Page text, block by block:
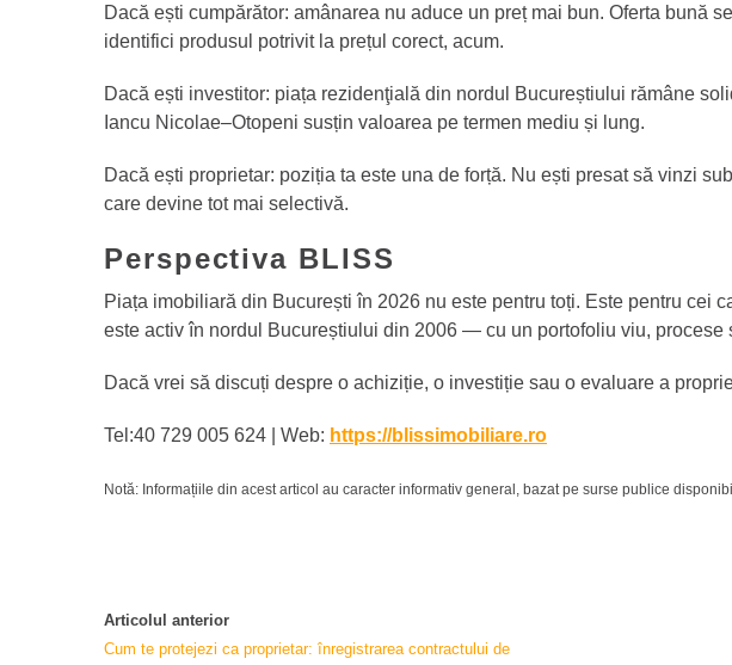
Dacă ești cumpărător: amânarea nu aduce un preț mai bun. Oferta bună
identifici produsul potrivit la prețul corect, acum.
Dacă ești investitor: piața rezidenţială din nordul Bucureștiului rămâne
Iancu Nicolae–Otopeni susțin valoarea pe termen mediu și lung.
Dacă ești proprietar: poziția ta este una de forță. Nu ești presat să vinzi
care devine tot mai selectivă.
Perspectiva BLISS
Piața imobiliară din București în 2026 nu este pentru toți. Este pentru cei
este activ în nordul Bucureștiului din 2006 — cu un portofoliu viu,
Dacă vrei să discuți despre o achiziție, o investiție sau o evaluare a
Tel:40 729 005 624 | Web: https://blissimobiliare.ro
Notă: Informațiile din acest articol au caracter informativ general, bazat pe surse publice
Articolul anterior
Cum te protejezi ca proprietar: înregistrarea contractului de